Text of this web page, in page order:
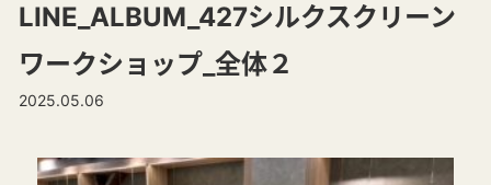
LINE_ALBUM_427シルクスクリーン
ワークショップ_全体２
2025.05.06